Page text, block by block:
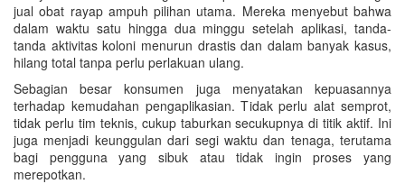
jual obat rayap ampuh pilihan utama. Mereka menyebut bahwa
dalam waktu satu hingga dua minggu setelah aplikasi, tanda-
tanda aktivitas koloni menurun drastis dan dalam banyak kasus,
hilang total tanpa perlu perlakuan ulang.
Sebagian besar konsumen juga menyatakan kepuasannya
terhadap kemudahan pengaplikasian. Tidak perlu alat semprot,
tidak perlu tim teknis, cukup taburkan secukupnya di titik aktif. Ini
juga menjadi keunggulan dari segi waktu dan tenaga, terutama
bagi pengguna yang sibuk atau tidak ingin proses yang
merepotkan.